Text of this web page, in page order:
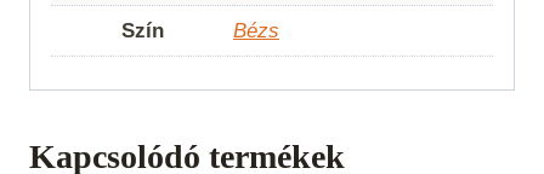
Szín Bézs
Kapcsolódó termékek